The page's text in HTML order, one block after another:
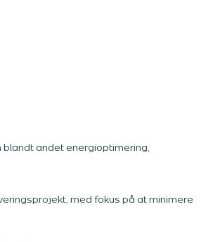
blandt andet energioptimering,
med fokus på at minimere